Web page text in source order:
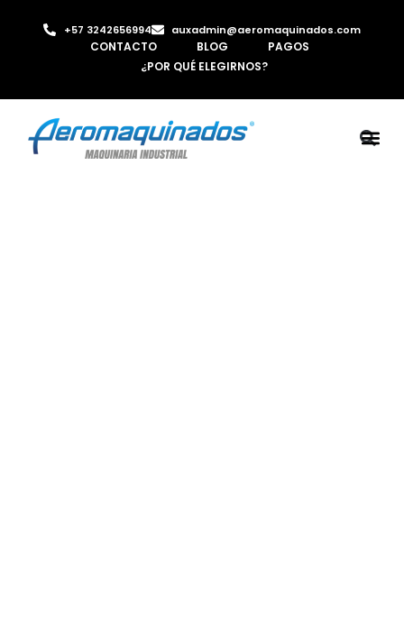
+57 3242656994 auxadmin@aeromaquinados.com
CONTACTO BLOG
PAGOS
¿POR QUÉ ELEGIRNOS?